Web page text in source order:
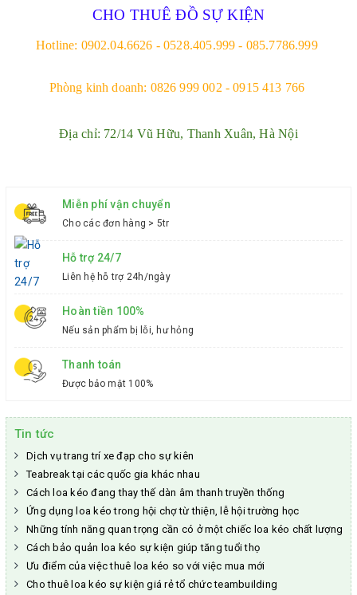
CHO THUÊ ĐỒ SỰ KIỆN
Hotline: 0902.04.6626 - 0528.405.999 - 085.7786.999
Phòng kinh doanh: 0826 999 002 - 0915 413 766
Địa chỉ: 72/14 Vũ Hữu, Thanh Xuân, Hà Nội
Miễn phí vận chuyển
Cho các đơn hàng > 5tr
Hỗ trợ 24/7
Liên hệ hỗ trợ 24h/ngày
Hoàn tiền 100%
Nếu sản phẩm bị lỗi, hư hỏng
Thanh toán
Được bảo mật 100%
Tin tức
Dịch vụ trang trí xe đạp cho sự kiên
Teabreak tại các quốc gia khác nhau
Cách loa kéo đang thay thế dàn âm thanh truyền thống
Ứng dụng loa kéo trong hội chợ từ thiện, lễ hội trường học
Những tính năng quan trọng cần có ở một chiếc loa kéo chất lượng
Cách bảo quản loa kéo sự kiện giúp tăng tuổi thọ
Ưu điểm của việc thuê loa kéo so với việc mua mới
Cho thuê loa kéo sự kiện giá rẻ tổ chức teambuilding